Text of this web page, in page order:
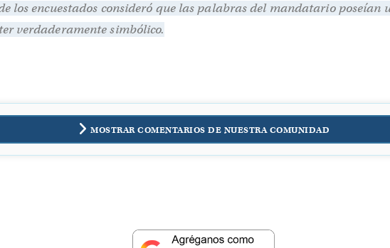
los encuestados consideró que las palabras del mandatario poseían
verdaderamente simbólico.
MOSTRAR COMENTARIOS DE NUESTRA COMUNIDAD